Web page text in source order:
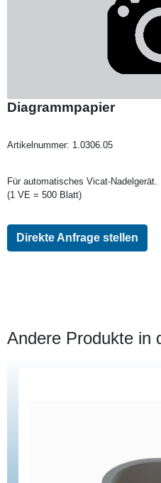
Diagrammpapier
Artikelnummer: 1.0306.05
Für automatisches Vicat-Nadelgerät.
(1 VE = 500 Blatt)
Direkte Anfrage stellen
Andere Produkte in